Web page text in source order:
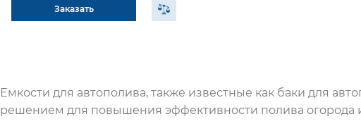
Заказать
Емкости для автополива, также известные как баки для
решением для повышения эффективности полива огорода и